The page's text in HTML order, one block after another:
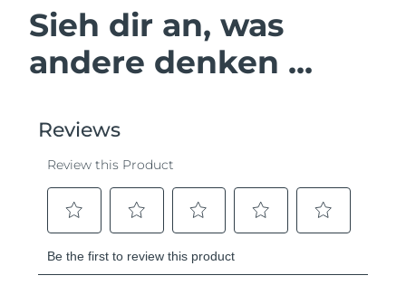
Sieh dir an, was
andere denken ...